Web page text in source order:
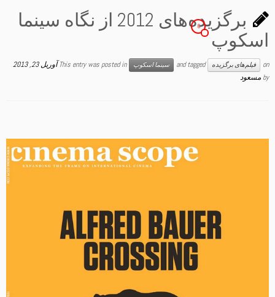
برگزیده‌های 2012 از نگاه سینما
اسکوپ
6
This entry was posted in سینما اسکوپ and tagged فیلم‌های برگزیده on
آوریل 23, 2013
by مسعود